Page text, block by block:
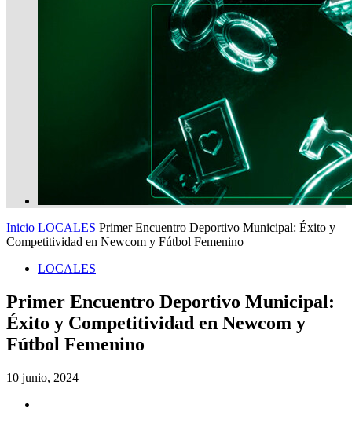
Inicio LOCALES Primer Encuentro Deportivo Municipal: Éxito y
Competitividad en Newcom y Fútbol Femenino
LOCALES
Primer Encuentro Deportivo Municipal:
Éxito y Competitividad en Newcom y
Fútbol Femenino
10 junio, 2024